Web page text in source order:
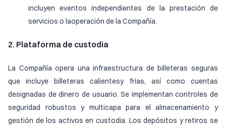
incluyen eventos independientes de la prestación de
servicios o laoperación de la Compañía.
2. Plataforma de custodia
La Compañía opera una infraestructura de billeteras seguras
que incluye billeteras calientesy frías, así como cuentas
designadas de dinero de usuario. Se implementan controles de
seguridad robustos y multicapa para el almacenamiento y
gestión de los activos en custodia. Los depósitos y retiros se